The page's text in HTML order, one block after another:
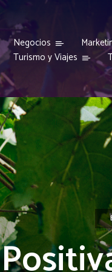
Negocios
Turismo y Viajes